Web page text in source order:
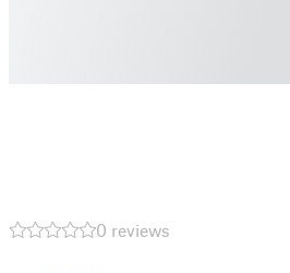
0 reviews